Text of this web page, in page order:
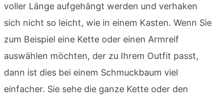
voller Länge aufgehängt werden und verhaken
sich nicht so leicht, wie in einem Kasten. Wenn Sie
zum Beispiel eine Kette oder einen Armreif
auswählen möchten, der zu Ihrem Outfit passt,
dann ist dies bei einem Schmuckbaum viel
einfacher. Sie sehe die ganze Kette oder den